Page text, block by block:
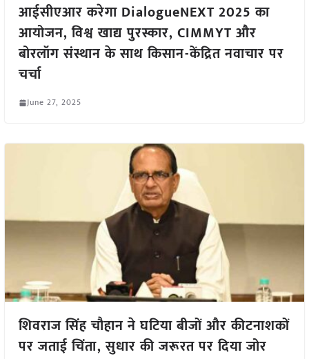
आईसीएआर करेगा DialogueNEXT 2025 का
आयोजन, विश्व खाद्य पुरस्कार, CIMMYT और
बोरलॉग संस्थान के साथ किसान-केंद्रित नवाचार पर
चर्चा
June 27, 2025
शिवराज सिंह चौहान ने घटिया बीजों और कीटनाशकों
पर जताई चिंता, सुधार की जरूरत पर दिया जोर